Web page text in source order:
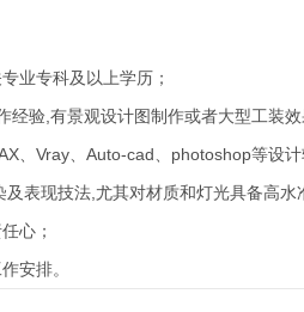
业专科及以上学历；
经验,有景观设计图制作或者大型工装效
、Vray、Auto-cad、photoshop等设
表现技法,尤其对材质和灯光具备高水
心；
安排。